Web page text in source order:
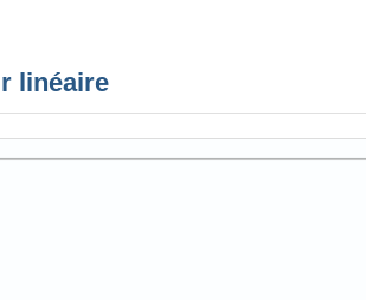
linéaire